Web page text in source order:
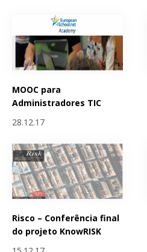
MOOC para
Administradores TIC
28.12.17
Risco – Conferência final
do projeto KnowRISK